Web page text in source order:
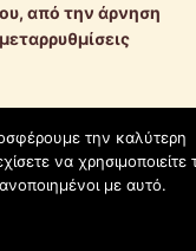
από την άρνηση
προσβασιμότητας
την καλύτερη
να χρησιμοποιείτε
με αυτό.